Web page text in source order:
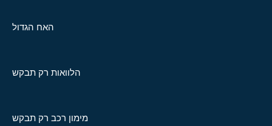
האח הגדול
הלוואות רק תבקש
מימון רכב רק תבקש